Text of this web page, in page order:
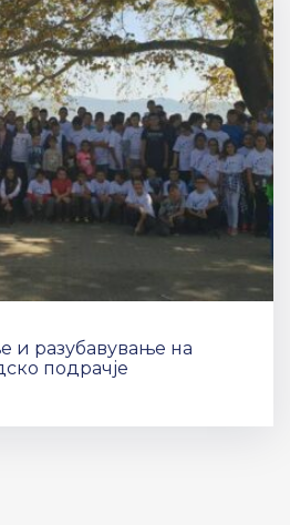
и разубавување на
подрачје